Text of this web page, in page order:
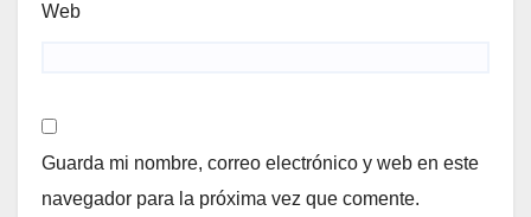
Web
Guarda mi nombre, correo electrónico y web en este
navegador para la próxima vez que comente.